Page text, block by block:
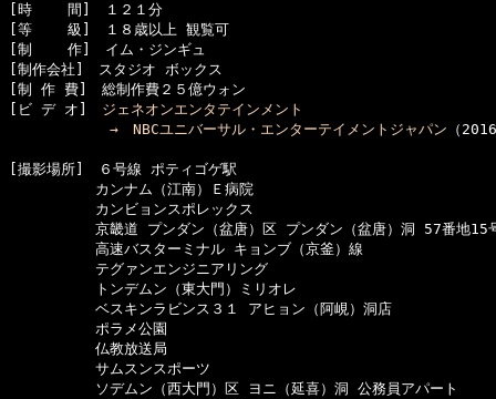
[時    間]　１２１分
[等    級]　１８歳以上 観覧可
[制    作]　イム・ジンギュ
[制作会社]　スタジオ ボックス
[制 作 費]　総制作費２５億ウォン
[ビ デ オ] ジェネオンエンタテインメント
→ NBCユニバーサル・エンターテイメントジャパン （
[撮影場所]　６号線 ポティゴゲ駅
カンナム（江南）Ｅ病院
カンビョンスポレックス
京畿道 プンダン（盆唐）区 プンダン（盆唐）洞 57番地15
高速バスターミナル キョンブ（京釜）線
テグァンエンジニアリング
トンデムン（東大門）ミリオレ
ベスキンラビンス３１ アヒョン（阿峴）洞店
ポラメ公園
仏教放送局
サムスンスポーツ
ソデムン（西大門）区 ヨニ（延喜）洞 公務員アパート